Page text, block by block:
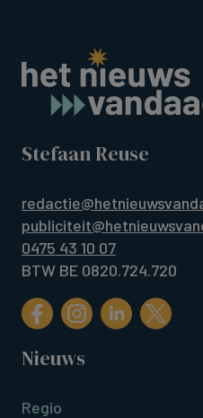
Stefaan Reuse
0475 43 10 07
BTW BE 0820.724.720
Nieuws
Regio